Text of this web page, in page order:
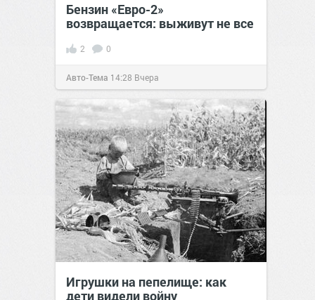
Бензин «Евро-2»
возвращается: выживут не все
2 0
Авто-Тема 14:28 Вчера
Игрушки на пепелище: как
дети видели войну